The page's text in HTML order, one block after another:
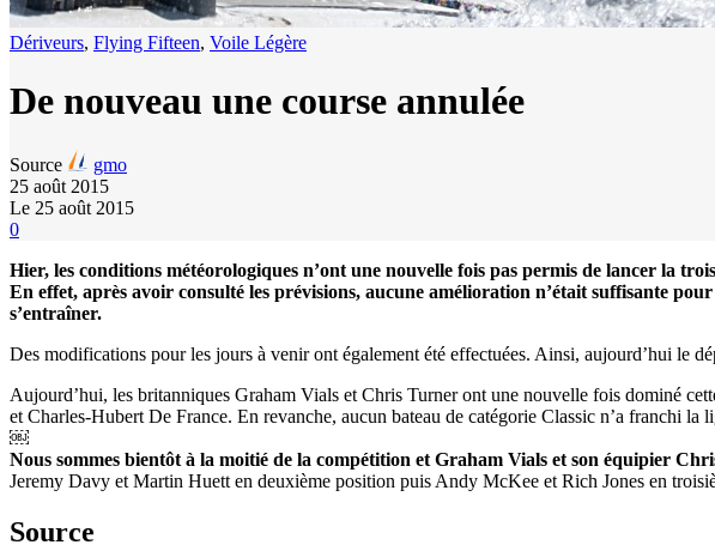
13
0
Dériveurs, Flying Fifteen, Voile Légère
De nouveau une course annulée
Source
gmo
25 août 2015
Le 25 août 2015
0
Hier, les conditions météorologiques n’ont une nouvelle fois pas permis de lancer la
En effet, après avoir consulté les prévisions, aucune amélioration n’était suffisante
s’entraîner.
Des modifications pour les jours à venir ont également été effectuées. Ainsi, aujourd’hui le
Aujourd’hui, les britanniques Graham Vials et Chris Turner ont une nouvelle fois dominé
et Charles-Hubert De France. En revanche, aucun bateau de catégorie Classic n’a franchi la
￼
Nous sommes bientôt à la moitié de la compétition et Graham Vials et son équipier
Jeremy Davy et Martin Huett en deuxième position puis Andy McKee et Rich Jones en
Source